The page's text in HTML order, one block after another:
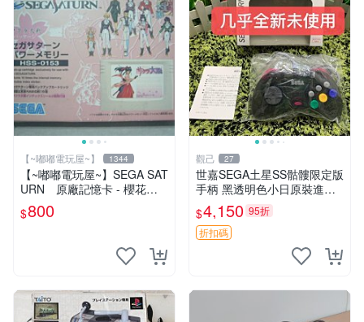
【~嘟嘟電玩屋~】 1344
【~嘟嘟電玩屋~】SEGA SAT
URN 原廠記憶卡 - 櫻花大
戰 款
$800
觀己 27
世嘉SEGA土星SS骷髏限定版
手柄 黑透明色小日原裝進口
骷髏透明限定版 土星主機專
用手柄 限定款 黑色透明 原裝
未使用 土星控制器 骸髏主題
$4,150 95折
折扣碼